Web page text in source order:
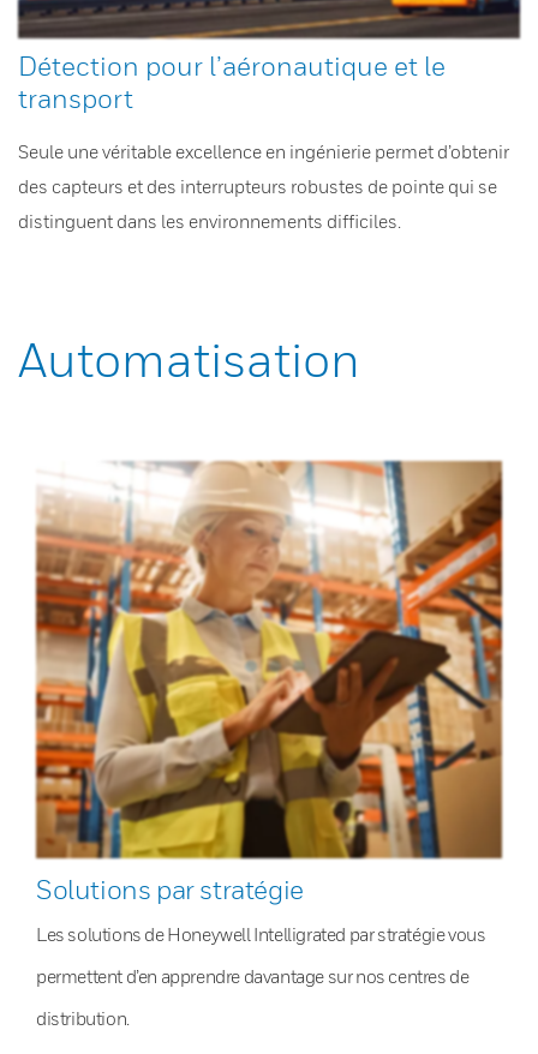
Détection pour l’aéronautique et le
transport
Seule une véritable excellence en ingénierie permet d’obtenir
des capteurs et des interrupteurs robustes de pointe qui se
distinguent dans les environnements difficiles.
Automatisation
Solutions par stratégie
Les solutions de Honeywell Intelligrated par stratégie vous
permettent d’en apprendre davantage sur nos centres de
distribution.